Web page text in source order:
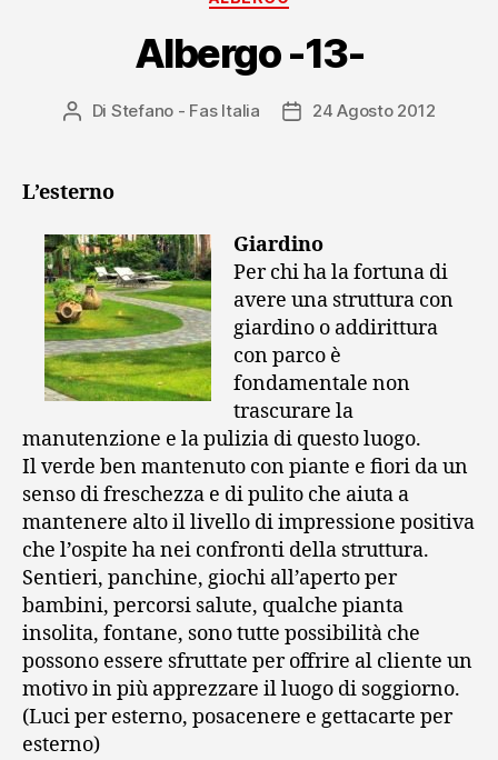
Albergo -13-
Autore
Di Stefano - Fas Italia
Data24 Agosto 2012
L’esterno
Giardino
Per chi ha la fortuna di
avere una struttura con
giardino o addirittura
con parco è
fondamentale non
trascurare la
manutenzione e la pulizia di questo luogo.
Il verde ben mantenuto con piante e fiori da un
senso di freschezza e di pulito che aiuta a
mantenere alto il livello di impressione positiva
che l’ospite ha nei confronti della struttura.
Sentieri, panchine, giochi all’aperto per
bambini, percorsi salute, qualche pianta
insolita, fontane, sono tutte possibilità che
possono essere sfruttate per offrire al cliente un
motivo in più apprezzare il luogo di soggiorno.
(Luci per esterno, posacenere e gettacarte per
esterno)